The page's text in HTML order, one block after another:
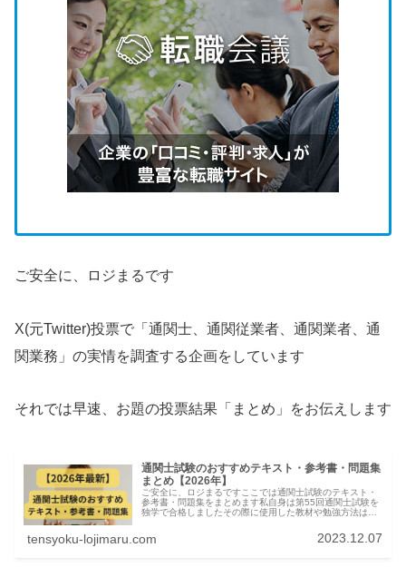
ご安全に、ロジまるです
X(元Twitter)投票で「通関士、通関従業者、通関業者、通
関業務」の実情を調査する企画をしています
それでは早速、お題の投票結果「まとめ」をお伝えします
通関士試験のおすすめテキスト・参考書・問題集
まとめ【2026年】
ご安全に、ロジまるですここでは通関士試験のテキスト・
参考書・問題集をまとめます私自身は第55回通関士試験を
独学で合格しましたその際に使用した教材や勉強方法は下
tensyoku-lojimaru.com 2023.12.07